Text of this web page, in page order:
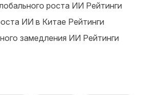
роста ИИ Рейтинги
ИИ в Китае Рейтинги
замедления ИИ Рейтинги